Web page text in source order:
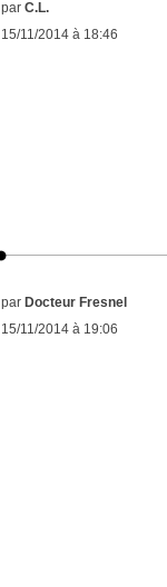
par C.L.
15/11/2014 à 18:46
par Docteur Fresnel
15/11/2014 à 19:06